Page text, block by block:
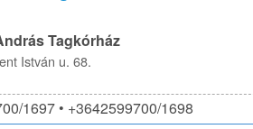
Tagkórház
István u. 68.
1697 • +3642599700/1698